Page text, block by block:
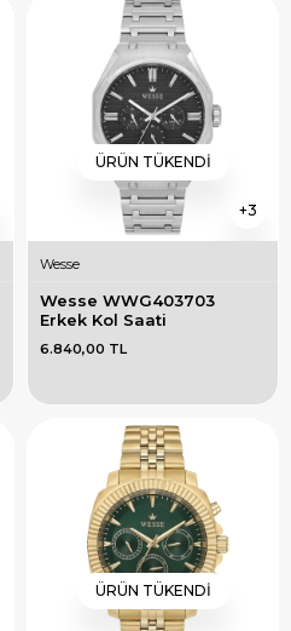
3
ÜRÜN TÜKENDI
Wesse
Wesse WWG403703
Erkek Kol Saati
6.840,00 TL
ÜRÜN TÜKENDI